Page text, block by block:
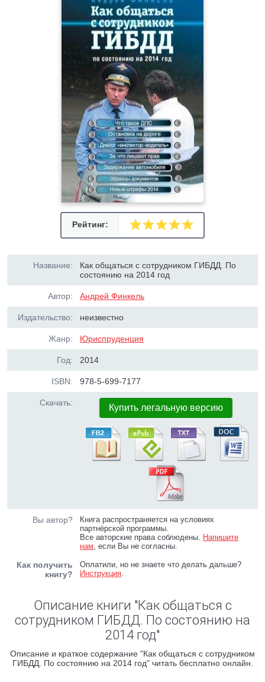
Рейтинг:
Название:
Как общаться с сотрудником ГИБДД. По
состоянию на 2014 год
Автор: Андрей Финкель
Издательство: неизвестно
Жанр: Юриспруденция
Год: 2014
ISBN: 978-5-699-7177
Скачать: Купить легальную версию
Вы автор?
Книга распространяется на условиях
партнёрской программы.
Все авторские права соблюдены. Напишите
нам, если Вы не согласны.
Как получить
книгу?
Оплатили, но не знаете что делать дальше?
Инструкция.
Описание книги "Как общаться с
сотрудником ГИБДД. По состоянию на
2014 год"
Описание и краткое содержание "Как общаться с сотрудником
ГИБДД. По состоянию на 2014 год" читать бесплатно онлайн.